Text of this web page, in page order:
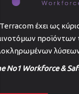
έχει ως
προϊόντων
λύσεων
No1 Workforce &